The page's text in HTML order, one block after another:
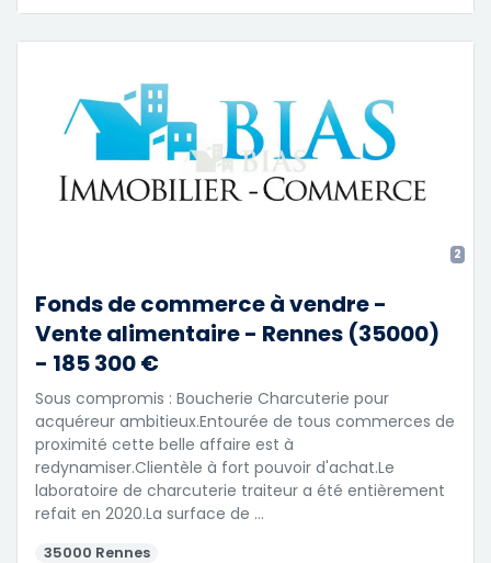
2
Fonds de commerce à vendre -
Vente alimentaire - Rennes (35000)
- 185 300 €
Sous compromis : Boucherie Charcuterie pour
acquéreur ambitieux.Entourée de tous commerces de
proximité cette belle affaire est à
redynamiser.Clientèle à fort pouvoir d'achat.Le
laboratoire de charcuterie traiteur a été entièrement
refait en 2020.La surface de …
35000 Rennes